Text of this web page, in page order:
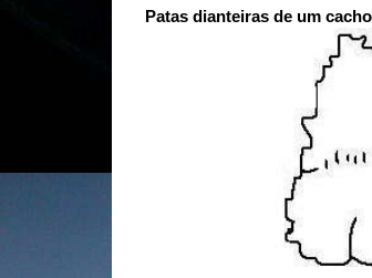
Patas dianteiras de um